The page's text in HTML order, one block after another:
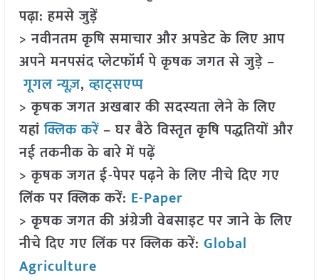
पढ़ा: हमसे जुड़ें
> नवीनतम कृषि समाचार और अपडेट के लिए आप
अपने मनपसंद प्लेटफॉर्म पे कृषक जगत से जुड़े –
गूगल न्यूज़,व्हाट्सएप्प
> कृषक जगत अखबार की सदस्यता लेने के लिए
यहांक्लिक करें– घर बैठे विस्तृत कृषि पद्धतियों और
नई तकनीक के बारे में पढ़ें
> कृषक जगत ई-पेपर पढ़ने के लिए नीचे दिए गए
लिंक पर क्लिक करें: E-Paper
> कृषक जगत की अंग्रेजी वेबसाइट पर जाने के लिए
नीचे दिए गए लिंक पर क्लिक करें: Global
Agriculture